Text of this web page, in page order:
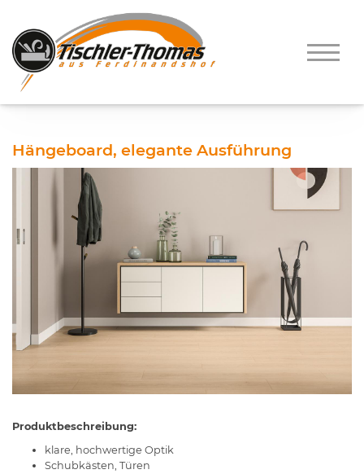
Hängeboard, elegante Ausführung
Produktbeschreibung:
klare, hochwertige Optik
Schubkästen, Türen